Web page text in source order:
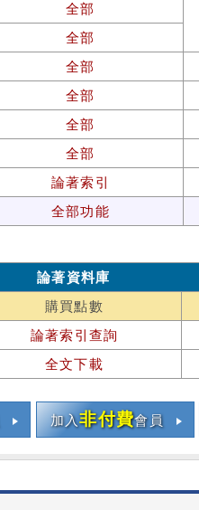
全部
全部
全部
全部
全部
全部
論著索引
全部功能
論著資料庫
購買點數
論著索引查詢
全文下載
加入非付費會員